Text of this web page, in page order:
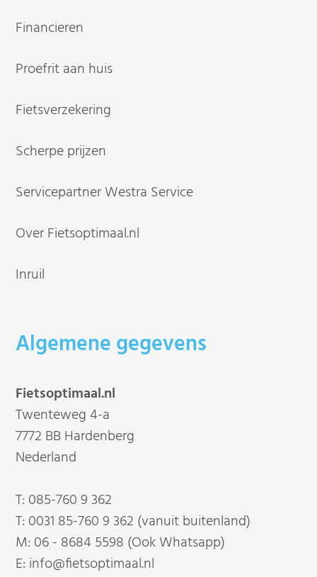
Financieren
Proefrit aan huis
Fietsverzekering
Scherpe prijzen
Servicepartner Westra Service
Over Fietsoptimaal.nl
Inruil
Algemene gegevens
Fietsoptimaal.nl
Twenteweg 4-a
7772 BB Hardenberg
Nederland
T: 085-760 9 362
T: 0031 85-760 9 362 (vanuit buitenland)
M: 06 - 8684 5598 (Ook Whatsapp)
E: info@fietsoptimaal.nl